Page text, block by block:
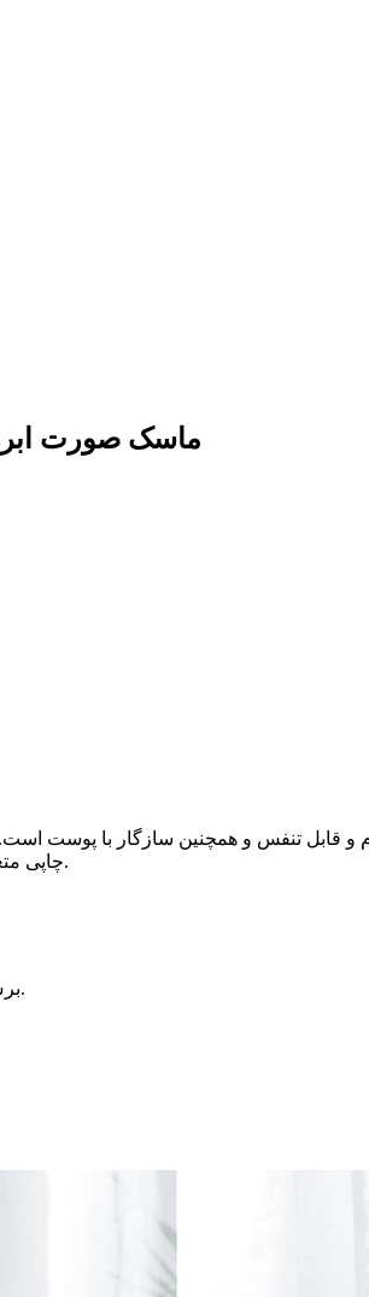
ماسک صورت
ساخته شده است، نرم و قابل تنفس و همچنین
چاپی متعدد مانند نوارهای کلاسیک دارد و رنگ‌ها برای انتخاب مد شما مناسب هستند.
برش: طراحی سه‌بعدی، تناسب بهتر، هنگام راه رفتن یا صحبت کردن نمی‌افتد.